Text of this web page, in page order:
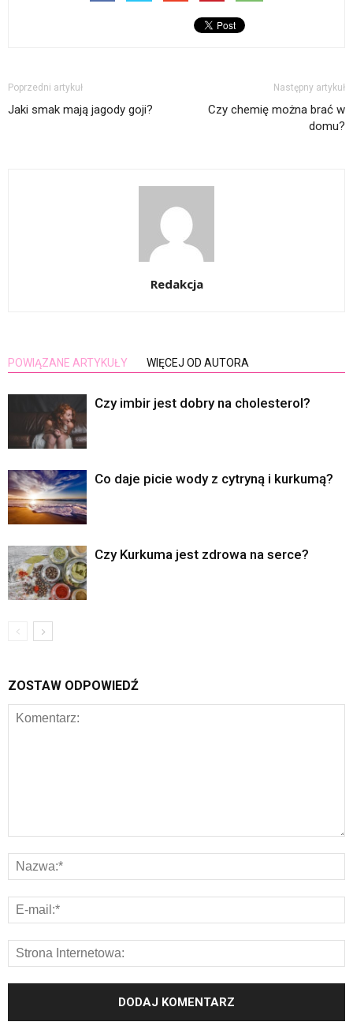
Poprzedni artykuł
Jaki smak mają jagody goji?
Następny artykuł
Czy chemię można brać w
domu?
Redakcja
POWIĄZANE ARTYKUŁY WIĘCEJ OD AUTORA
Czy imbir jest dobry na cholesterol?
Co daje picie wody z cytryną i kurkumą?
Czy Kurkuma jest zdrowa na serce?
ZOSTAW ODPOWIEDŹ